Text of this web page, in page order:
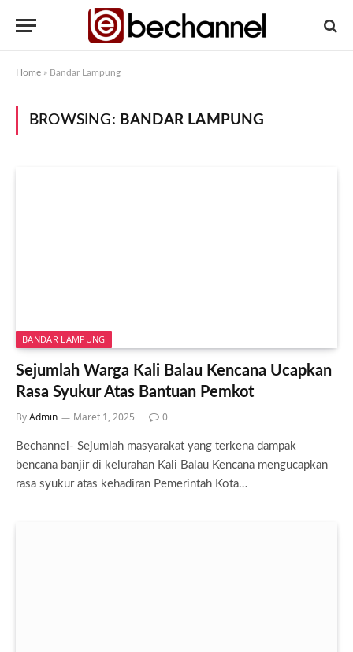
Home » Bandar Lampung
BROWSING: BANDAR LAMPUNG
BANDAR LAMPUNG
Sejumlah Warga Kali Balau Kencana Ucapkan
Rasa Syukur Atas Bantuan Pemkot
ByAdmin Maret 1, 2025 0
Bechannel- Sejumlah masyarakat yang terkena dampak
bencana banjir di kelurahan Kali Balau Kencana mengucapkan
rasa syukur atas kehadiran Pemerintah Kota…